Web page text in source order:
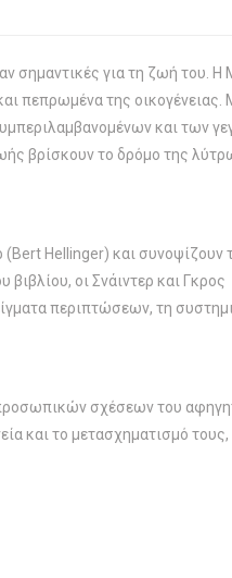
σημαντικές για τη ζωή του. Η
πεπρωμένα της οικογένειας.
και των
βρίσκουν το δρόμο της
Hellinger) και συνοψίζουν
οι Σνάιντερ και Γκρος
περιπτώσεων, τη
προσωπικών σχέσεων του
και το μετασχηματισμό